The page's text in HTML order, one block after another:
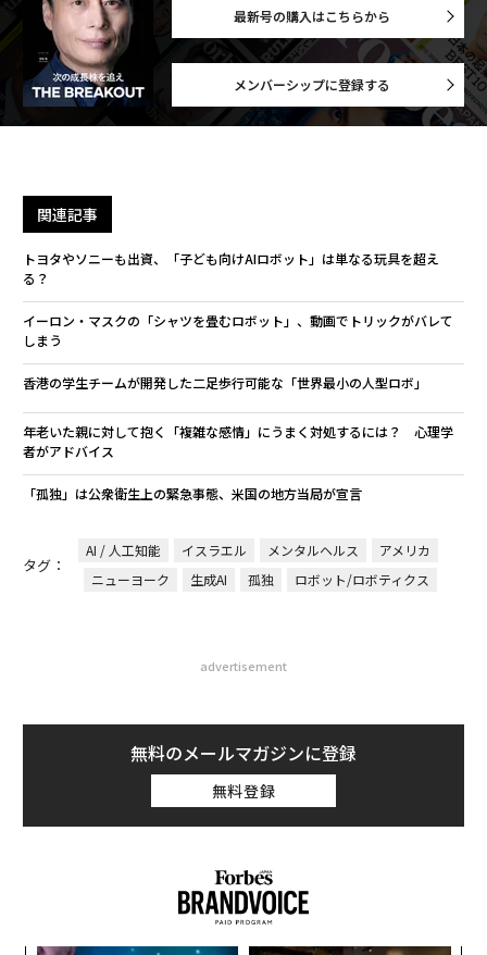
最新号の購入はこちらから
メンバーシップに登録する
関連記事
トヨタやソニーも出資、「子ども向けAIロボット」は単なる玩具を超え
る？
イーロン・マスクの「シャツを畳むロボット」、動画でトリックがバレて
しまう
香港の学生チームが開発した二足歩行可能な「世界最小の人型ロボ」
年老いた親に対して抱く「複雑な感情」にうまく対処するには？ 心理学
者がアドバイス
「孤独」は公衆衛生上の緊急事態、米国の地方当局が宣言
タグ：
AI / 人工知能 イスラエル メンタルヘルス
アメリカ
ニューヨーク
生成AI 孤独 ロボット/ロボティクス
advertisement
無料のメールマガジンに登録
無料登録